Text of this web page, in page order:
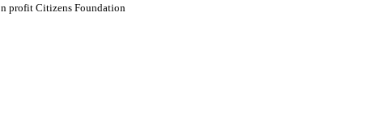
profit Citizens Foundation